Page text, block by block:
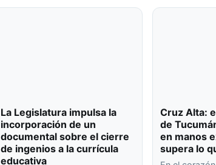
La Legislatura impulsa la
incorporación de un
documental sobre el cierre
de ingenios a la currícula
educativa
Cruz Alta:
de
en manos
supera lo